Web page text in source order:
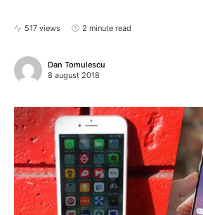
517 views 2 minute read
Dan Tomulescu
8 august 2018